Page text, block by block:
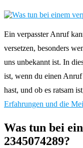
Ein verpasster Anruf
versetzen, besonders
uns unbekannt ist. In
ist, wenn du einen
hast, und ob es ratsam
Erfahrungen und die
Was tun bei
2345074289?